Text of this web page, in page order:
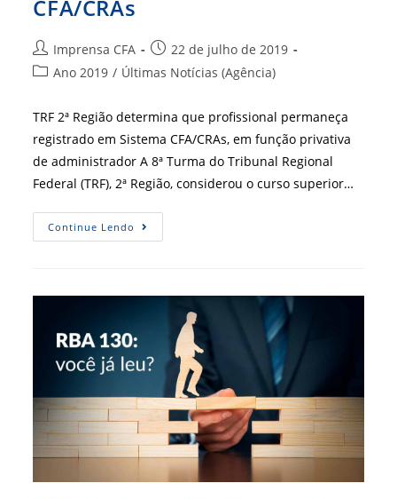
CFA/CRAs
Autor
do
Imprensa CFA
Post
publicado:
22 de julho de 2019
Categoria
post:
Ano 2019 / Últimas Notícias (Agência)
TRF 2ª Região determina que profissional permaneça
registrado em Sistema CFA/CRAs, em função privativa
de administrador A 8ª Turma do Tribunal Regional
Federal (TRF), 2ª Região, considerou o curso superior…
Continue Lendo TRF
Confirma
CFA/CRAs